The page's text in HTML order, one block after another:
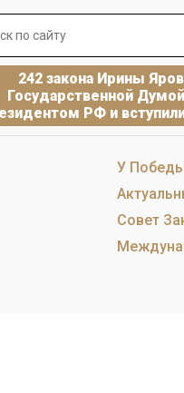
242 закона Ирины
Государственной
РФ и
У
Совет